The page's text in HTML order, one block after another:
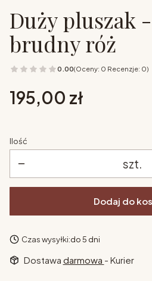
Duży pluszak
brudny róż
0.00(Oceny: 0 Recenzje: 0)
Cena
195,00 zł
Ilość
szt.
Dodaj do
Czas wysyłki:do 5 dni
Dostawa darmowa - Kurier